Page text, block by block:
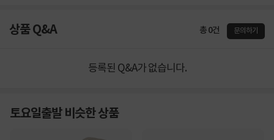
상품 Q&A 총 0건 문의하기
등록된 Q&A가 없습니다.
토요일출발 비슷한 상품